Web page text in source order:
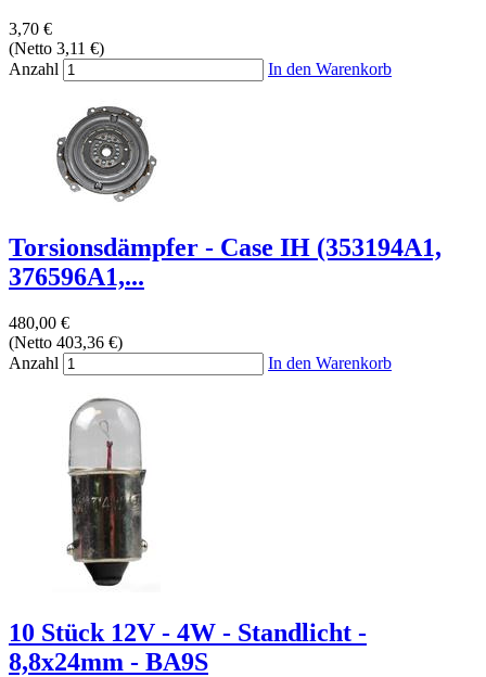
3,70 €
(Netto 3,11 €)
Anzahl
In den Warenkorb
Torsionsdämpfer - Case IH (353194A1,
376596A1,...
480,00 €
(Netto 403,36 €)
Anzahl
In den Warenkorb
10 Stück 12V - 4W - Standlicht -
8,8x24mm - BA9S